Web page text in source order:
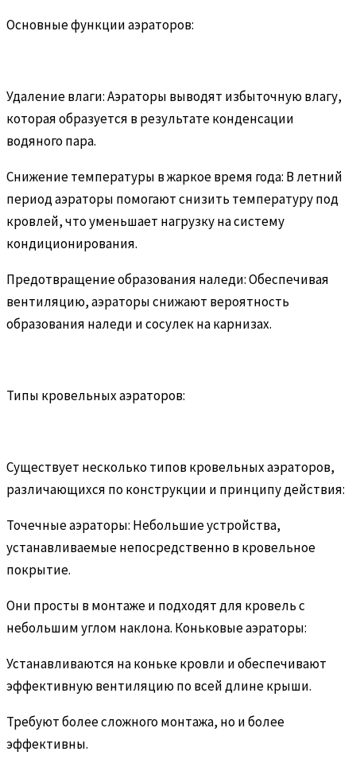
Основные функции аэраторов:
Удаление влаги: Аэраторы выводят избыточную влагу,
которая образуется в результате конденсации
водяного пара.
Снижение температуры в жаркое время года: В летний
период аэраторы помогают снизить температуру под
кровлей, что уменьшает нагрузку на систему
кондиционирования.
Предотвращение образования наледи: Обеспечивая
вентиляцию, аэраторы снижают вероятность
образования наледи и сосулек на карнизах.
Типы кровельных аэраторов:
Существует несколько типов кровельных аэраторов,
различающихся по конструкции и принципу действия:
Точечные аэраторы: Небольшие устройства,
устанавливаемые непосредственно в кровельное
покрытие.
Они просты в монтаже и подходят для кровель с
небольшим углом наклона. Коньковые аэраторы:
Устанавливаются на коньке кровли и обеспечивают
эффективную вентиляцию по всей длине крыши.
Требуют более сложного монтажа, но и более
эффективны.